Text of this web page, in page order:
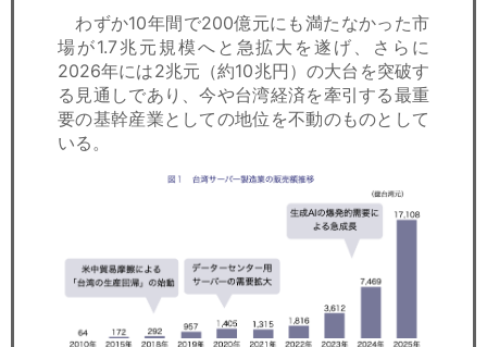
わずか10年間で200億元にも満たなかった市
場が1.7兆元規模へと急拡大を遂げ、さらに
2026年には2兆元（約10兆円）の大台を突破す
る見通しであり、今や台湾経済を牽引する最重
要の基幹産業としての地位を不動のものとして
いる。